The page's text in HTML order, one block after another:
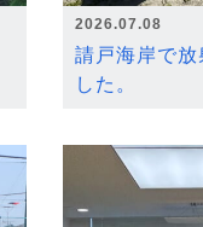
2026.07.08
請戸海岸で放
した。